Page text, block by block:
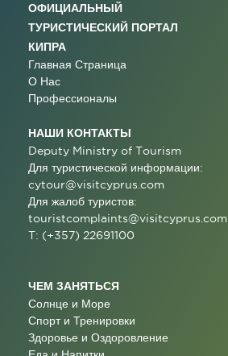
ОФИЦИАЛЬНЫЙ
ТУРИСТИЧЕСКИЙ ПОРТАЛ
КИПРА
Главная Страница
О Нас
Профессионалы
НАШИ КОНТАКТЫ
Deputy Ministry of Tourism
Для туристической информации:
cytour@visitcyprus.com
Для жалоб туристов:
touristcomplaints@visitcyprus.com
T: (+357) 22691100
ЧЕМ ЗАНЯТЬСЯ
Солнце и Море
Спорт и Тренировки
Здоровье и Оздоровление